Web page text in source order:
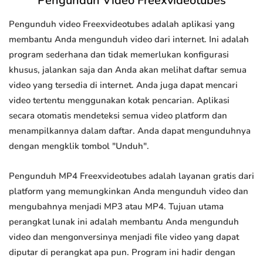
Pengunduh video Freexvideotubes adalah aplikasi yang
membantu Anda mengunduh video dari internet. Ini adalah
program sederhana dan tidak memerlukan konfigurasi
khusus, jalankan saja dan Anda akan melihat daftar semua
video yang tersedia di internet. Anda juga dapat mencari
video tertentu menggunakan kotak pencarian. Aplikasi
secara otomatis mendeteksi semua video platform dan
menampilkannya dalam daftar. Anda dapat mengunduhnya
dengan mengklik tombol "Unduh".
Pengunduh MP4 Freexvideotubes adalah layanan gratis dari
platform yang memungkinkan Anda mengunduh video dan
mengubahnya menjadi MP3 atau MP4. Tujuan utama
perangkat lunak ini adalah membantu Anda mengunduh
video dan mengonversinya menjadi file video yang dapat
diputar di perangkat apa pun. Program ini hadir dengan